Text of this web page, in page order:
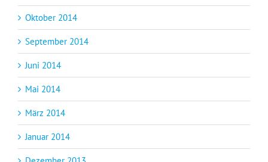
Oktober 2014
September 2014
Juni 2014
Mai 2014
März 2014
Januar 2014